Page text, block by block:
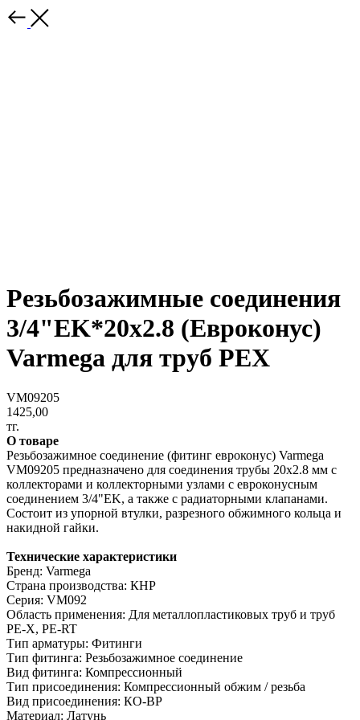
Резьбозажимные соединения
3/4"EK*20х2.8 (Евроконус)
Varmega для труб PEX
VM09205
1425,00
тг.
О товаре
Резьбозажимное соединение (фитинг евроконус) Varmega
VM09205 предназначено для соединения трубы 20х2.8 мм с
коллекторами и коллекторными узлами с евроконусным
соединением 3/4"EK, а также с радиаторными клапанами.
Состоит из упорной втулки, разрезного обжимного кольца и
накидной гайки.
Технические характеристики
Бренд: Varmega
Страна производства: КНР
Серия: VM092
Область применения: Для металлопластиковых труб и труб
PE-X, PE-RT
Тип арматуры: Фитинги
Тип фитинга: Резьбозажимное соединение
Вид фитинга: Компрессионный
Тип присоединения: Компрессионный обжим / резьба
Вид присоединения: КО-ВР
Материал: Латунь